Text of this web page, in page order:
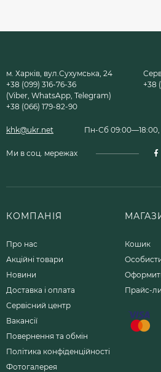
м. Харків, вул.Сухумська, 24
+38 (099) 316-76-36
(Viber, WhatsApp, Telegram)
+38 (066) 179-82-90
+38
khk@ukr.net Пн-Сб 09:00—18:00,
Ми в соц. мережах
КОМПАНІЯ
Про нас
Акційні товари
Новини
Доставка і оплата
Сервісний центр
Вакансії
Повернення та обмін
Політика конфіденційності
Фотогалерея
Кошик
Прайс-